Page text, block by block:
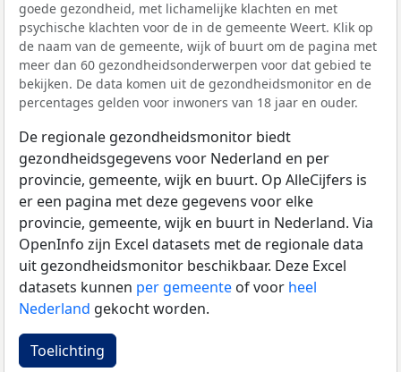
goede gezondheid, met lichamelijke klachten en met
psychische klachten voor de in de gemeente Weert. Klik op
de naam van de gemeente, wijk of buurt om de pagina met
meer dan 60 gezondheidsonderwerpen voor dat gebied te
bekijken. De data komen uit de gezondheidsmonitor en de
percentages gelden voor inwoners van 18 jaar en ouder.
De regionale gezondheidsmonitor biedt
gezondheidsgegevens voor Nederland en per
provincie, gemeente, wijk en buurt. Op AlleCijfers is
er een pagina met deze gegevens voor elke
provincie, gemeente, wijk en buurt in Nederland. Via
OpenInfo zijn Excel datasets met de regionale data
uit gezondheidsmonitor beschikbaar. Deze Excel
datasets kunnen per gemeente of voor heel
Nederland gekocht worden.
Toelichting